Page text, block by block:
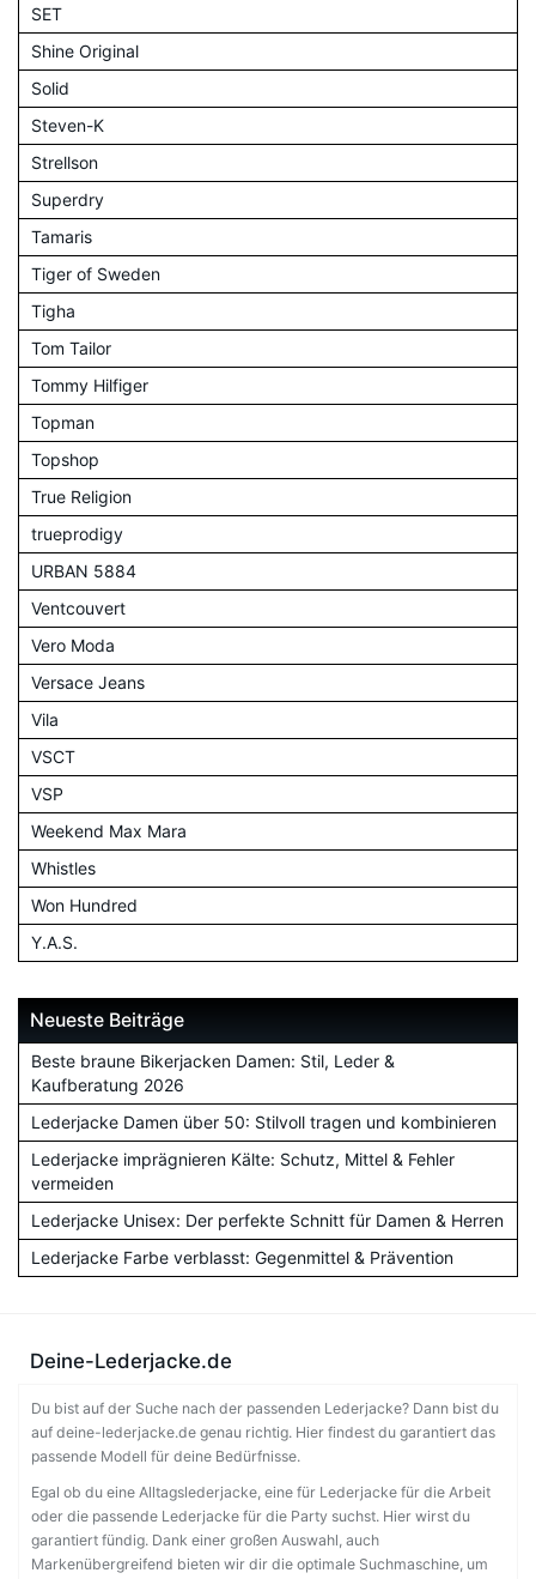
SET
Shine Original
Solid
Steven-K
Strellson
Superdry
Tamaris
Tiger of Sweden
Tigha
Tom Tailor
Tommy Hilfiger
Topman
Topshop
True Religion
trueprodigy
URBAN 5884
Ventcouvert
Vero Moda
Versace Jeans
Vila
VSCT
VSP
Weekend Max Mara
Whistles
Won Hundred
Y.A.S.
Neueste Beiträge
Beste braune Bikerjacken Damen: Stil, Leder &
Kaufberatung 2026
Lederjacke Damen über 50: Stilvoll tragen und kombinieren
Lederjacke imprägnieren Kälte: Schutz, Mittel & Fehler
vermeiden
Lederjacke Unisex: Der perfekte Schnitt für Damen & Herren
Lederjacke Farbe verblasst: Gegenmittel & Prävention
Deine-Lederjacke.de
Du bist auf der Suche nach der passenden Lederjacke? Dann bist du
auf deine-lederjacke.de genau richtig. Hier findest du garantiert das
passende Modell für deine Bedürfnisse.
Egal ob du eine Alltagslederjacke, eine für Lederjacke für die Arbeit
oder die passende Lederjacke für die Party suchst. Hier wirst du
garantiert fündig. Dank einer großen Auswahl, auch
Markenübergreifend bieten wir dir die optimale Suchmaschine, um